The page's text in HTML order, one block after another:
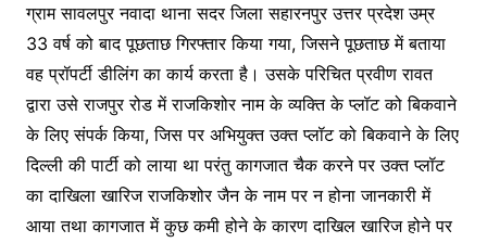
ग्राम सावलपुर नवादा थाना सदर जिला सहारनपुर उत्तर प्रदेश उम्र
33 वर्ष को बाद पूछताछ गिरफ्तार किया गया, जिसने पूछताछ में बताया
वह प्रॉपर्टी डीलिंग का कार्य करता है। उसके परिचित प्रवीण रावत
द्वारा उसे राजपुर रोड में राजकिशोर नाम के व्यक्ति के प्लॉट को बिकवाने
के लिए संपर्क किया, जिस पर अभियुक्त उक्त प्लॉट को बिकवाने के लिए
दिल्ली की पार्टी को लाया था परंतु कागजात चैक करने पर उक्त प्लॉट
का दाखिला खारिज राजकिशोर जैन के नाम पर न होना जानकारी में
आया तथा कागजात में कुछ कमी होने के कारण दाखिल खारिज होने पर